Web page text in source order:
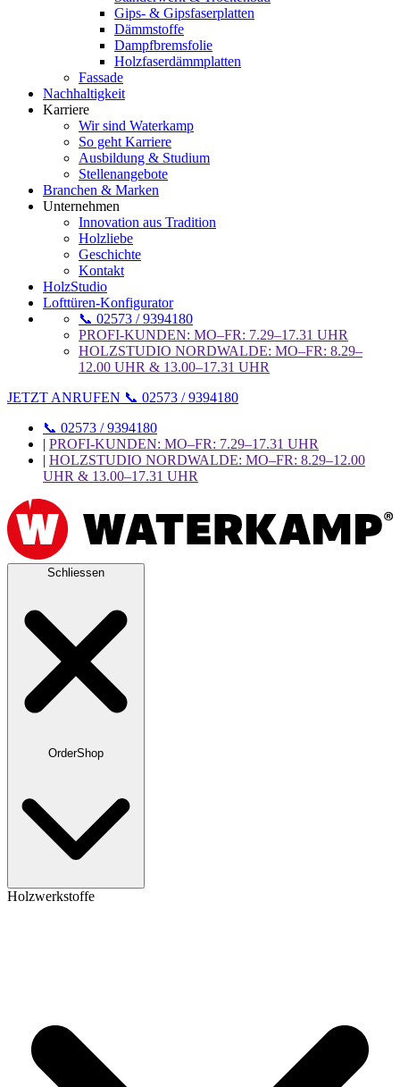
Gips- & Gipsfaserplatten
Dämmstoffe
Dampfbremsfolie
Holzfaserdämmplatten
Fassade
Nachhaltigkeit
Karriere
Wir sind Waterkamp
So geht Karriere
Ausbildung & Studium
Stellenangebote
Branchen & Marken
Unternehmen
Innovation aus Tradition
Holzliebe
Geschichte
Kontakt
HolzStudio
Lofttüren-Konfigurator
📞 02573 / 9394180
PROFI-KUNDEN: MO–FR: 7.29–17.31 UHR
HOLZSTUDIO NORDWALDE: MO–FR: 8.29–
12.00 UHR & 13.00–17.31 UHR
JETZT ANRUFEN 📞 02573 / 9394180
📞 02573 / 9394180
| PROFI-KUNDEN: MO–FR: 7.29–17.31 UHR
| HOLZSTUDIO NORDWALDE: MO–FR: 8.29–12.00
UHR & 13.00–17.31 UHR
Schliessen
OrderShop
Holzwerkstoffe